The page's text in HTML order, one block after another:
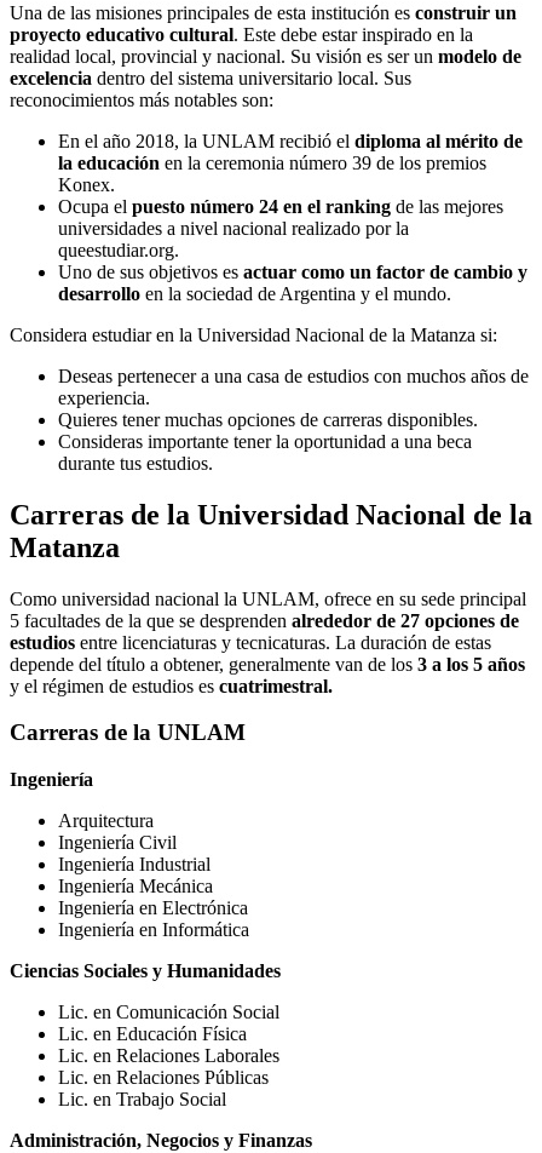
Una de las misiones principales de esta institución es construir un
proyecto educativo cultural. Este debe estar inspirado en la
realidad local, provincial y nacional. Su visión es ser un modelo de
excelencia dentro del sistema universitario local. Sus
reconocimientos más notables son:
En el año 2018, la UNLAM recibió el diploma al mérito de
la educación en la ceremonia número 39 de los premios
Konex.
Ocupa el puesto número 24 en el ranking de las mejores
universidades a nivel nacional realizado por la
queestudiar.org.
Uno de sus objetivos es actuar como un factor de cambio y
desarrollo en la sociedad de Argentina y el mundo.
Considera estudiar en la Universidad Nacional de la Matanza si:
Deseas pertenecer a una casa de estudios con muchos años de
experiencia.
Quieres tener muchas opciones de carreras disponibles.
Consideras importante tener la oportunidad a una beca
durante tus estudios.
Carreras de la Universidad Nacional de la
Matanza
Como universidad nacional la UNLAM, ofrece en su sede principal
5 facultades de la que se desprenden alrededor de 27 opciones de
estudios entre licenciaturas y tecnicaturas. La duración de estas
depende del título a obtener, generalmente van de los 3 a los 5 años
y el régimen de estudios es cuatrimestral.
Carreras de la UNLAM
Ingeniería
Arquitectura
Ingeniería Civil
Ingeniería Industrial
Ingeniería Mecánica
Ingeniería en Electrónica
Ingeniería en Informática
Ciencias Sociales y Humanidades
Lic. en Comunicación Social
Lic. en Educación Física
Lic. en Relaciones Laborales
Lic. en Relaciones Públicas
Lic. en Trabajo Social
Administración, Negocios y Finanzas